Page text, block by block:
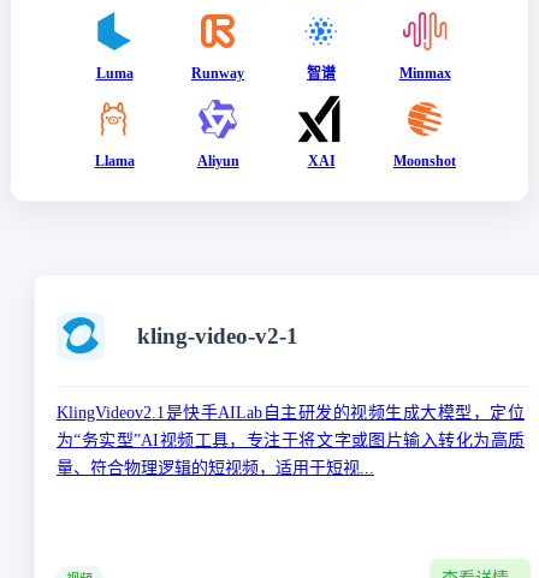
Luma Runway 智谱 Minmax
Llama Aliyun XAI Moonshot
kling-video-v2-1
KlingVideov2.1‌是快手AILab自主研发的视频生成大模型，定位
为“务实型”AI视频工具，专注于将‌文字或图片输入转化为高质
量、符合物理逻辑的短视频‌，适用于短视...